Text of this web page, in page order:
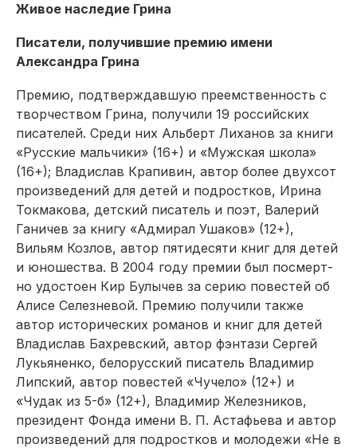
Живое наследие Грина
Писатели, получившие премию имени
Александра Грина
Премию, подтверждавшую преемственность с
творчеством Грина, получили 19 российских
писателей. Среди них Альберт Лиханов за книги
«Русские мальчики» (16+) и «Мужская школа»
(16+); Владислав Крапивин, автор более двухсот
произведений для детей и подростков, Ирина
Токмакова, детский писатель и поэт, Валерий
Ганичев за книгу «Адмирал Ушаков» (12+),
Вильям Козлов, автор пятидесяти книг для детей
и юношества. В 2004 году премии был посмерт­
но удостоен Кир Булычев за серию повестей об
Алисе Селезневой. Премию получили также
автор исторических романов и книг для детей
Владислав Бахревский, автор фэнтази Сергей
Лукьяненко, белорусский писатель Владимир
Липский, автор повестей «Чучело» (12+) и
«Чудак из 5-б» (12+), Владимир Железников,
президент Фонда имени В. П. Астафьева и автор
произведений для подростков и молодежи «Не в